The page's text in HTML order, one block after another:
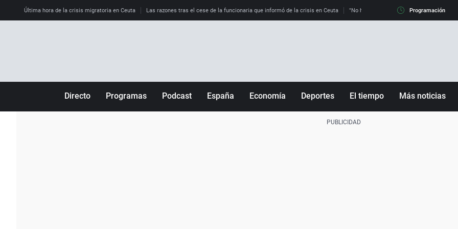
Última hora de la crisis migratoria en Ceuta Las razones tras el cese de la funcionaria que informó de la crisis en Ceuta "No hay mafias, que no nos engañen":
Programación
Directo Programas Podcast España Economía Deportes El tiempo Más noticias